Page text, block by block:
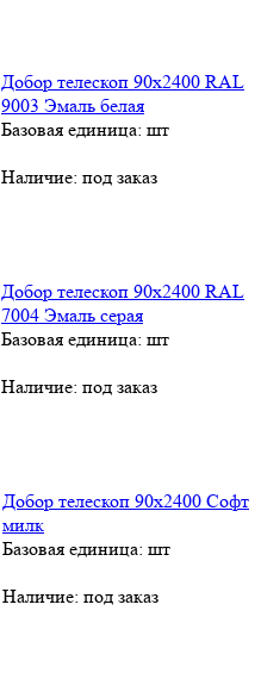
Добор телескоп 90x2400 RAL
9003 Эмаль белая
Базовая единица: шт
Наличие: под заказ
Добор телескоп 90х2400 RAL
7004 Эмаль серая
Базовая единица: шт
Наличие: под заказ
Добор телескоп 90х2400 Софт
милк
Базовая единица: шт
Наличие: под заказ